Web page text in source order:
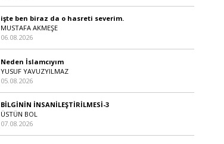
işte ben biraz da o hasreti severim.
MUSTAFA AKMEŞE
06.08.2026
Neden İslamcıyım
YUSUF YAVUZYILMAZ
05.08.2026
BİLGİNİN İNSANİLEŞTİRİLMESİ-3
ÜSTÜN BOL
07.08.2026